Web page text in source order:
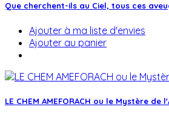
Que cherchent-ils au Ciel, tous ces
Ajouter à ma liste d'envies
Ajouter au panier
LE CHEM AMEFORACH ou le Mystère de